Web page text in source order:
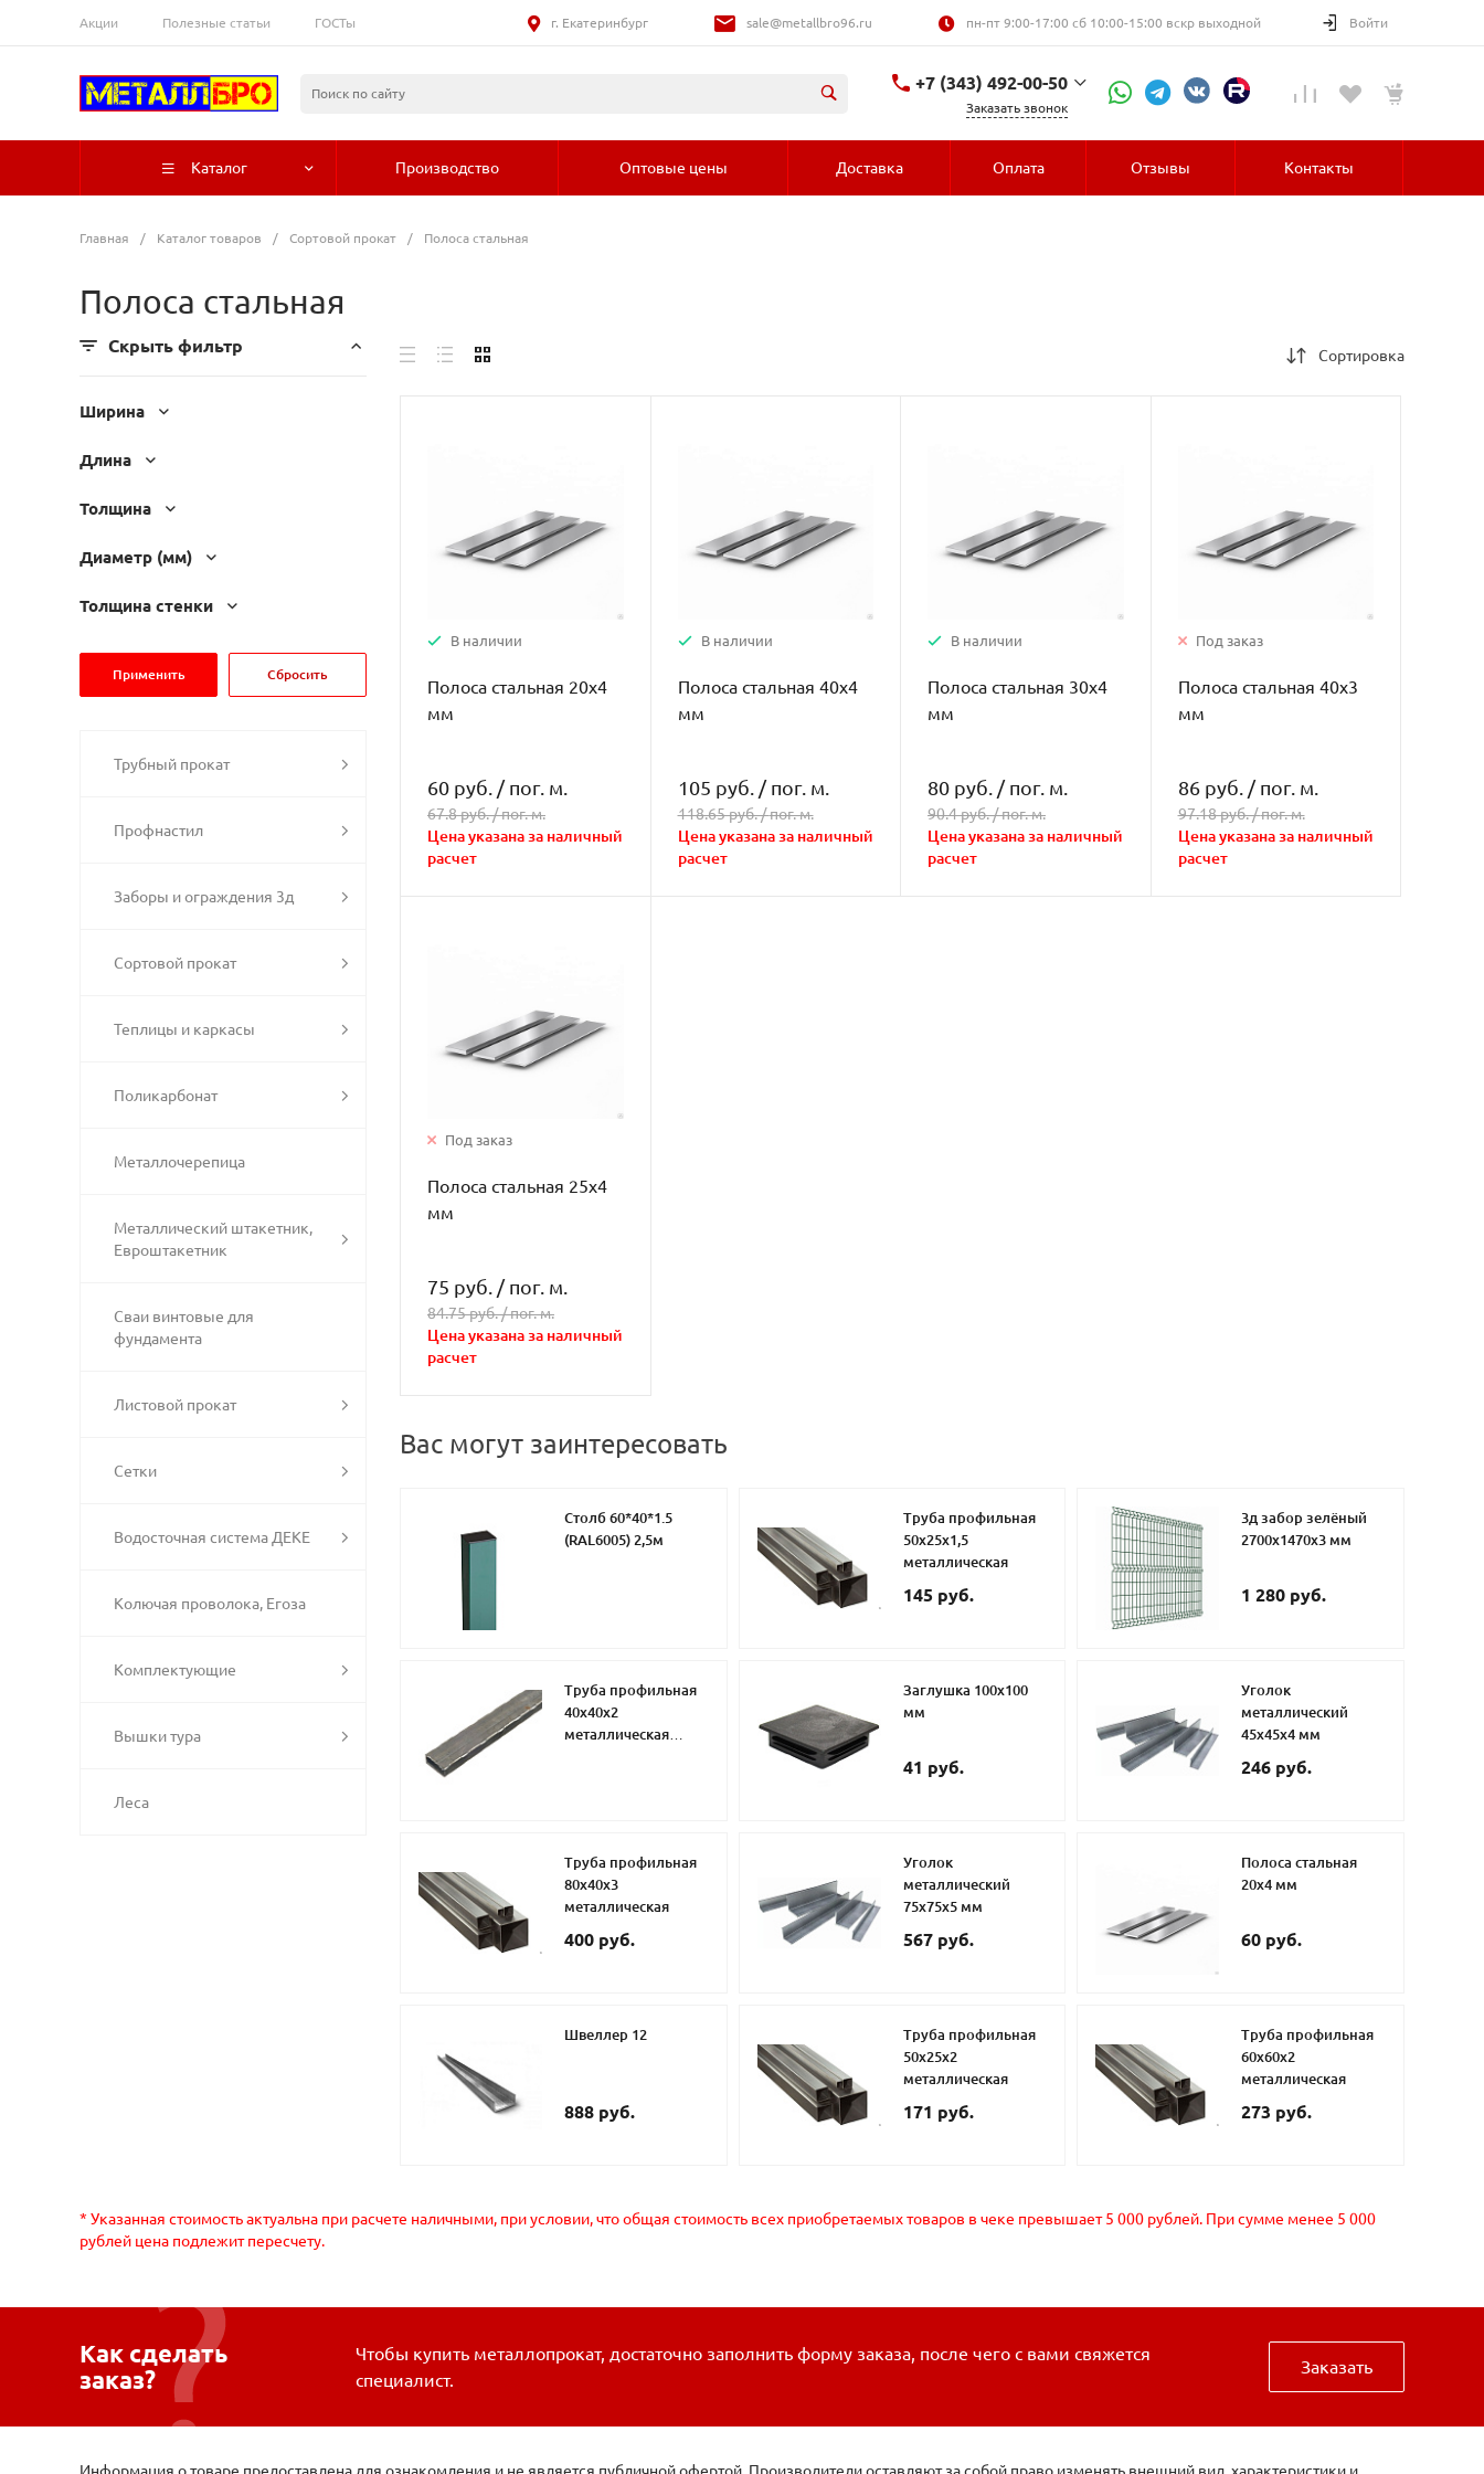
Акции Полезные статьи ГОСТы г. Екатеринбург sale@metallbro96.ru пн-пт 9:00-17:00 сб 10:00-15:00 вскр выходной Войти
+7 (343) 492-00-50
Заказать звонок
Каталог Производство Оптовые цены Доставка Оплата Отзывы Контакты
Главная / Каталог товаров / Сортовой прокат / Полоса стальная
Полоса стальная
Скрыть фильтр
Ширина
Длина
Толщина
Диаметр (мм)
Толщина стенки
Трубный прокат
Профнастил
Заборы и ограждения 3д
Сортовой прокат
Теплицы и каркасы
Поликарбонат
Металлочерепица
Металлический штакетник,
Евроштакетник
Сваи винтовые для
фундамента
Листовой прокат
Сетки
Водосточная система ДЕКЕ
Колючая проволока, Егоза
Комплектующие
Вышки тура
Леса
Сортировка
В наличии
Полоса стальная 20х4
мм
60 руб. / пог. м.
67.8 руб. /пог. м.
Цена указана за наличный
расчет
В наличии
Полоса стальная 40х4
мм
105 руб. / пог. м.
118.65 руб. /пог. м.
Цена указана за наличный
расчет
В наличии
Полоса стальная 30х4
мм
80 руб. / пог. м.
90.4 руб. /пог. м.
Цена указана за наличный
расчет
Под заказ
Полоса стальная 40х3
мм
86 руб. / пог. м.
97.18 руб. /пог. м.
Цена указана за наличный
расчет
Под заказ
Полоса стальная 25х4
мм
75 руб. / пог. м.
84.75 руб. /пог. м.
Цена указана за наличный
расчет
Вас могут заинтересовать
Столб 60*40*1.5
(RAL6005) 2,5м
Труба профильная
50х25х1,5
металлическая
145 руб.
3д забор зелёный
2700х1470х3 мм
1 280 руб.
Труба профильная
40х40х2
металлическая
Заглушка 100х100
мм
41 руб.
Уголок
металлический
45х45х4 мм
246 руб.
Труба профильная
80х40х3
металлическая
400 руб.
Уголок
металлический
75х75х5 мм
567 руб.
Полоса стальная
20х4 мм
60 руб.
Швеллер 12
888 руб.
Труба профильная
50х25х2
металлическая
171 руб.
Труба профильная
60х60х2
металлическая
273 руб.
* Указанная стоимость актуальна при расчете наличными, при условии, что общая стоимость всех приобретаемых товаров в чеке превышает 5 000 рублей. При сумме менее 5 000
рублей цена подлежит пересчету.
Как сделать
заказ?
Чтобы купить металлопрокат, достаточно заполнить форму заказа, после чего с вами свяжется
специалист.
Заказать